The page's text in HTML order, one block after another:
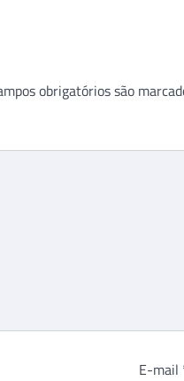
obrigatórios são
E-mail